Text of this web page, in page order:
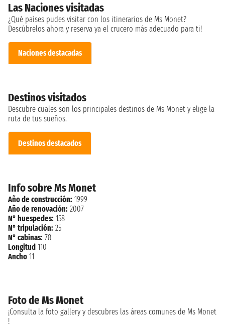
Las Naciones visitadas
¿Qué países pudes visitar con los itinerarios de Ms Monet?
Descúbrelos ahora y reserva ya el crucero más adecuado para ti!
Naciones destacadas
Destinos visitados
Descubre cuales son los principales destinos de Ms Monet y elige la
ruta de tus sueños.
Destinos destacados
Info sobre Ms Monet
Año de construcción: 1999
Año de renovación: 2007
N° huespedes: 158
N° tripulación: 25
N° cabinas: 78
Longitud 110
Ancho 11
Foto de Ms Monet
¡Consulta la foto gallery y descubres las áreas comunes de Ms Monet
!